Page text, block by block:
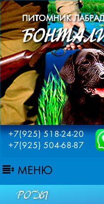
ПИТОМНИК
+7(925) 518-24-20
+7(925) 504-68-87
МЕНЮ
РОДЫ